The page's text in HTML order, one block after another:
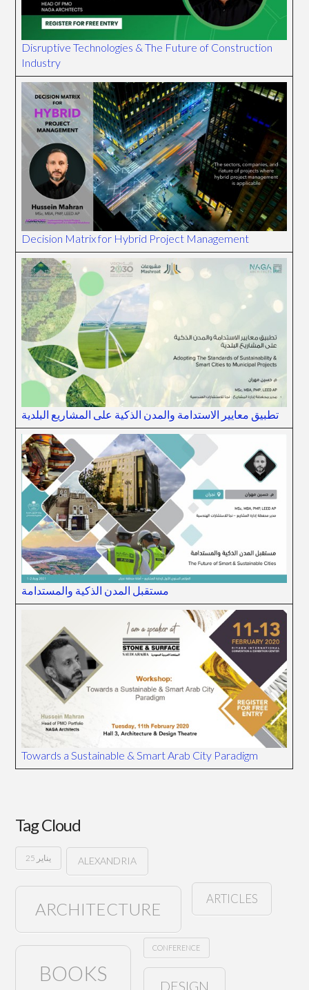
Disruptive Technologies & The Future of Construction
Industry
Decision Matrix for Hybrid Project Management
تطبيق معايير الاستدامة والمدن الذكية على المشاريع البلدية
مستقبل المدن الذكية والمستدامة
Towards a Sustainable & Smart Arab City Paradigm
Tag Cloud
25 يناير ALEXANDRIA
ARCHITECTURE
ARTICLES
BOOKS
CONFERENCE
DESIGN